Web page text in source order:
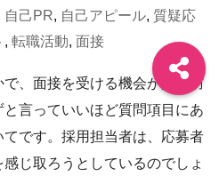
自己PR, 自己アピール, 質疑応
, 転職活動, 面接
、面接を受ける機会が必ず訪
言っていいほど質問項目にあ
です。採用担当者は、応募者
じ取ろうとしているのでしょ